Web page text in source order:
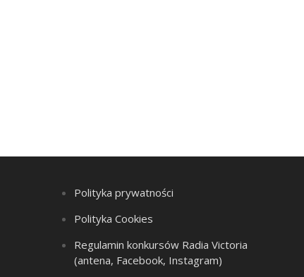
Polityka prywatności
Polityka Cookies
Regulamin konkursów Radia Victoria
(antena, Facebook, Instagram)